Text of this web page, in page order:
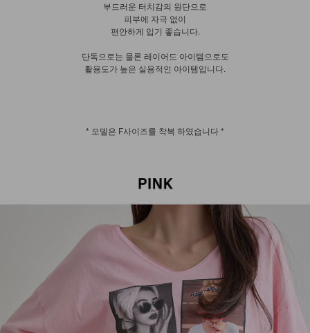
부드러운 터치감의 원단으로
피부에 자극 없이
편안하게 입기 좋습니다.
단독으로는 물론 레이어드 아이템으로도
활용도가 높은 실용적인 아이템입니다.
* 모델은 F사이즈를 착복 하였습니다 *